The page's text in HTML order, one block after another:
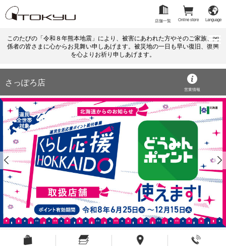
Language
Online store
店舗一覧
このたびの「令和８年熊本地震」により、被害にあわれた方やそのご家族、関
係者の皆さまに心からお見舞い申しあげます。被災地の一日も早い復旧、復興
を心よりお祈り申しあげます。
さっぽろ店
営業情報
menu